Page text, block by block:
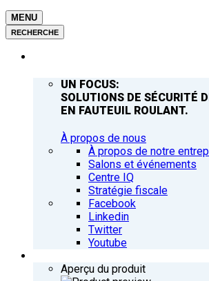
MENU
RECHERCHE
UN FOCUS:
SOLUTIONS DE SÉCURITÉ
EN FAUTEUIL ROULANT.
À propos de nous
À propos de notre
Salons et événements
Centre IQ
Stratégie fiscale
Facebook
Linkedin
Twitter
Youtube
Aperçu du produit